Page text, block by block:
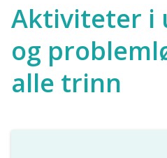
Aktiviteter i
og
alle trinn